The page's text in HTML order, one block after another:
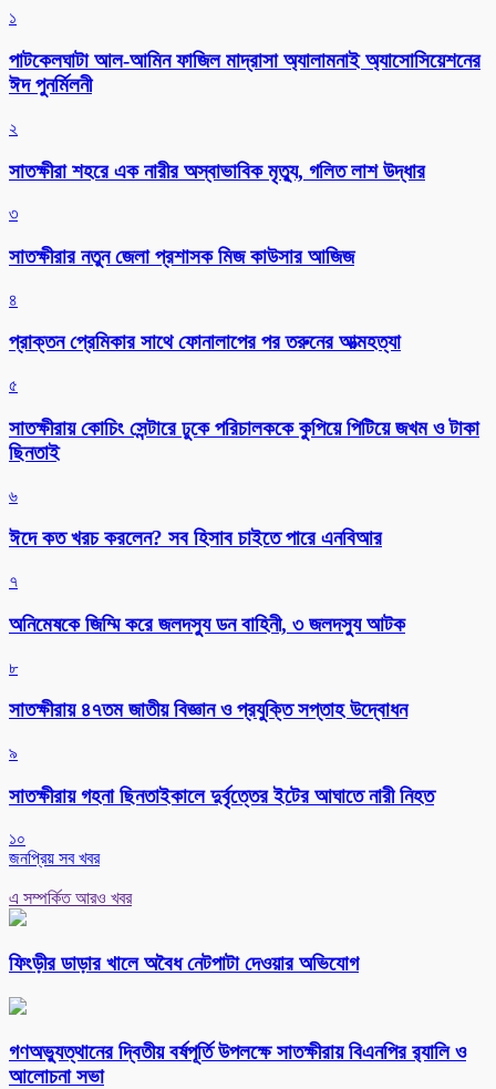
১
পাটকেলঘাটা আল-আমিন ফাজিল মাদ্রাসা অ্যালামনাই অ্যাসোসিয়েশনের
ঈদ পুনর্মিলনী
২
সাতক্ষীরা শহরে এক নারীর অস্বাভাবিক মৃত্যু, গলিত লাশ উদ্ধার
৩
সাতক্ষীরার নতুন জেলা প্রশাসক মিজ কাউসার আজিজ
৪
প্রাক্তন প্রেমিকার সাথে ফোনালাপের পর তরুনের আত্মহত্যা
৫
সাতক্ষীরায় কোচিং সেন্টারে ঢুকে পরিচালককে কুপিয়ে পিটিয়ে জখম ও টাকা
ছিনতাই
৬
ঈদে কত খরচ করলেন? সব হিসাব চাইতে পারে এনবিআর
৭
অনিমেষকে জিম্মি করে জলদস্যু ডন বাহিনী, ৩ জলদস্যু আটক
৮
সাতক্ষীরায় ৪৭তম জাতীয় বিজ্ঞান ও প্রযুক্তি সপ্তাহ উদ্বোধন
৯
সাতক্ষীরায় গহনা ছিনতাইকালে দুর্বৃত্তের ইটের আঘাতে নারী নিহত
১০
জনপ্রিয় সব খবর
এ সম্পর্কিত আরও খবর
ফিংড়ীর ডাড়ার খালে অবৈধ নেটপাটা দেওয়ার অভিযোগ
গণঅভ্যুত্থানের দ্বিতীয় বর্ষপূর্তি উপলক্ষে সাতক্ষীরায় বিএনপির র‌্যালি ও
আলোচনা সভা